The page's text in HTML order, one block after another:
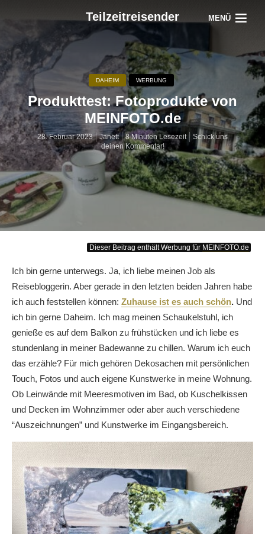
Teilzeitreisender MENÜ
DAHEIM WERBUNG
Produkttest: Fotoprodukte von
MEINFOTO.de
28. Februar 2023 Janett 8 Minuten Lesezeit
Schick uns
deinen Kommentar!
Dieser Beitrag enthält Werbung für MEINFOTO.de
Ich bin gerne unterwegs. Ja, ich liebe meinen Job als
Reisebloggerin. Aber gerade in den letzten beiden Jahren habe
ich auch feststellen können: Zuhause ist es auch schön. Und
ich bin gerne Daheim. Ich mag meinen Schaukelstuhl, ich
genieße es auf dem Balkon zu frühstücken und ich liebe es
stundenlang in meiner Badewanne zu chillen. Warum ich euch
das erzähle? Für mich gehören Dekosachen mit persönlichen
Touch, Fotos und auch eigene Kunstwerke in meine Wohnung.
Ob Leinwände mit Meeresmotiven im Bad, ob Kuschelkissen
und Decken im Wohnzimmer oder aber auch verschiedene
“Auszeichnungen” und Kunstwerke im Eingangsbereich.